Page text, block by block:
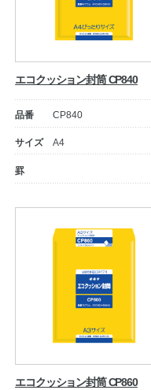
法
公式アカウン
エコクッション封筒 CP840
品番 CP840
サイズ A4
罫
エコクッション封筒 CP860